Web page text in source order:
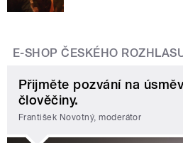
E-SHOP ČESKÉHO
Přijměte pozvání na
člověčiny.
František Novotný, moderátor